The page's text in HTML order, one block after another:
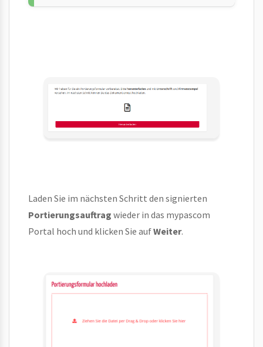
Laden Sie im nächsten Schritt den signierten
Portierungsauftrag wieder in das mypascom
Portal hoch und klicken Sie aufWeiter.